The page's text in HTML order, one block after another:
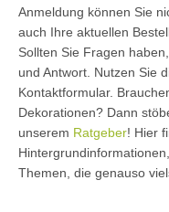
Anmeldung können Sie
auch Ihre aktuellen
Sollten Sie Fragen
und Antwort. Nutzen Sie
Kontaktformular.
Dekorationen? Dann
unserem Ratgeber! Hier
Themen, die genauso